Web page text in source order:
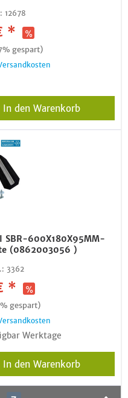
12678
*
gespart)
In den Warenkorb
SBR-600X180X95MM-
(0862003056 )
3362
*
gespart)
Werktage
In den Warenkorb